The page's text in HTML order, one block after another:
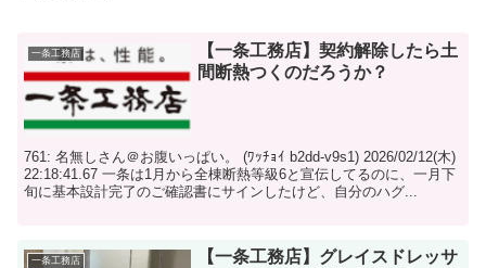
一条工務店
【一条工務店】契約解除したら土
間断熱つくのだろうか？
761: 名無しさん＠お腹いっぱい。 (ﾜｯﾁｮｲ b2dd-v9s1) 2026/02/12(木)
22:18:41.67 一条は1月から全棟断熱等級6と宣伝してるのに、一月下
旬に基本設計完了のご確認書にサインしたけど、自分のハグ...
一条工務店
【一条工務店】グレイスドレッサ